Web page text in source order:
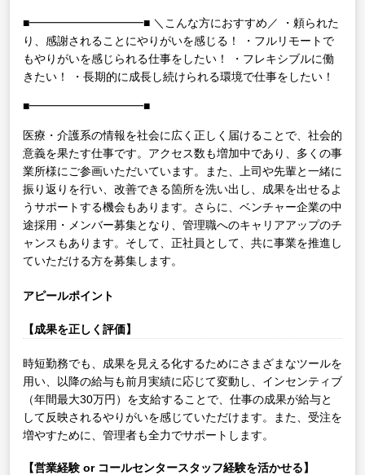
■━━━━━━━━━━■ ＼こんな方におすすめ／
・頼られた
り、感謝されることにやりがいを感じる！
・フルリモートで
もやりがいを感じられる仕事をしたい！
・フレキシブルに働
きたい！
・長期的に成長し続けられる環境で仕事をしたい！
■━━━━━━━━━━■
医療・介護系の情報を社会に広く正しく届けることで、社会的
意義を果たす仕事です。アクセス数も増加中であり、多くの事
業所様にご参画いただいています。また、上司や先輩と一緒に
振り返りを行い、改善できる箇所を洗い出し、成果を出せるよ
うサポートする機会もあります。さらに、ベンチャー企業の中
途採用・メンバー募集となり、管理職へのキャリアアップのチ
ャンスもあります。そして、正社員として、共に事業を推進し
ていただける方を募集します。
アピールポイント
【成果を正しく評価】
時短勤務でも、成果を見える化するためにさまざまなツールを
用い、以降の給与も前月実績に応じて変動し、インセンティブ
（年間最大30万円）を支給することで、仕事の成果が給与と
して反映されるやりがいを感じていただけます。また、受注を
増やすために、管理者も全力でサポートします。
【営業経験 or コールセンタースタッフ経験を活かせる】